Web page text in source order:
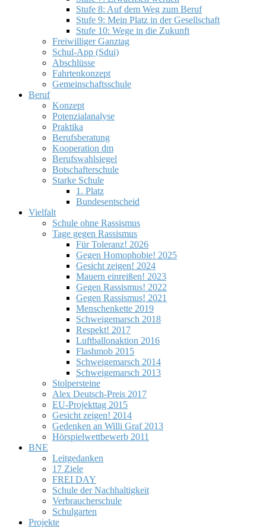
Stufe 8: Auf dem Weg zum Beruf
Stufe 9: Mein Platz in der Gesellschaft
Stufe 10: Wege in die Zukunft
Freiwilliger Ganztag
Schul-App (Sdui)
Abschlüsse
Fahrtenkonzept
Gemeinschaftsschule
Beruf
Konzept
Potenzialanalyse
Praktika
Berufsberatung
Kooperation dm
Berufswahlsiegel
Botschafterschule
Starke Schule
1. Platz
Bundesentscheid
Vielfalt
Schule ohne Rassismus
Tage gegen Rassismus
Für Toleranz! 2026
Gegen Homophobie! 2025
Gesicht zeigen! 2024
Mauern einreißen! 2023
Gegen Rassismus! 2022
Gegen Rassismus! 2021
Menschenkette 2019
Schweigemarsch 2018
Respekt! 2017
Luftballonaktion 2016
Flashmob 2015
Schweigemarsch 2014
Schweigemarsch 2013
Stolpersteine
Alex Deutsch-Preis 2017
EU-Projekttag 2015
Gesicht zeigen! 2014
Gedenken an Willi Graf 2013
Hörspielwettbewerb 2011
BNE
Leitgedanken
17 Ziele
FREI DAY
Schule der Nachhaltigkeit
Verbraucherschule
Schulgarten
Projekte